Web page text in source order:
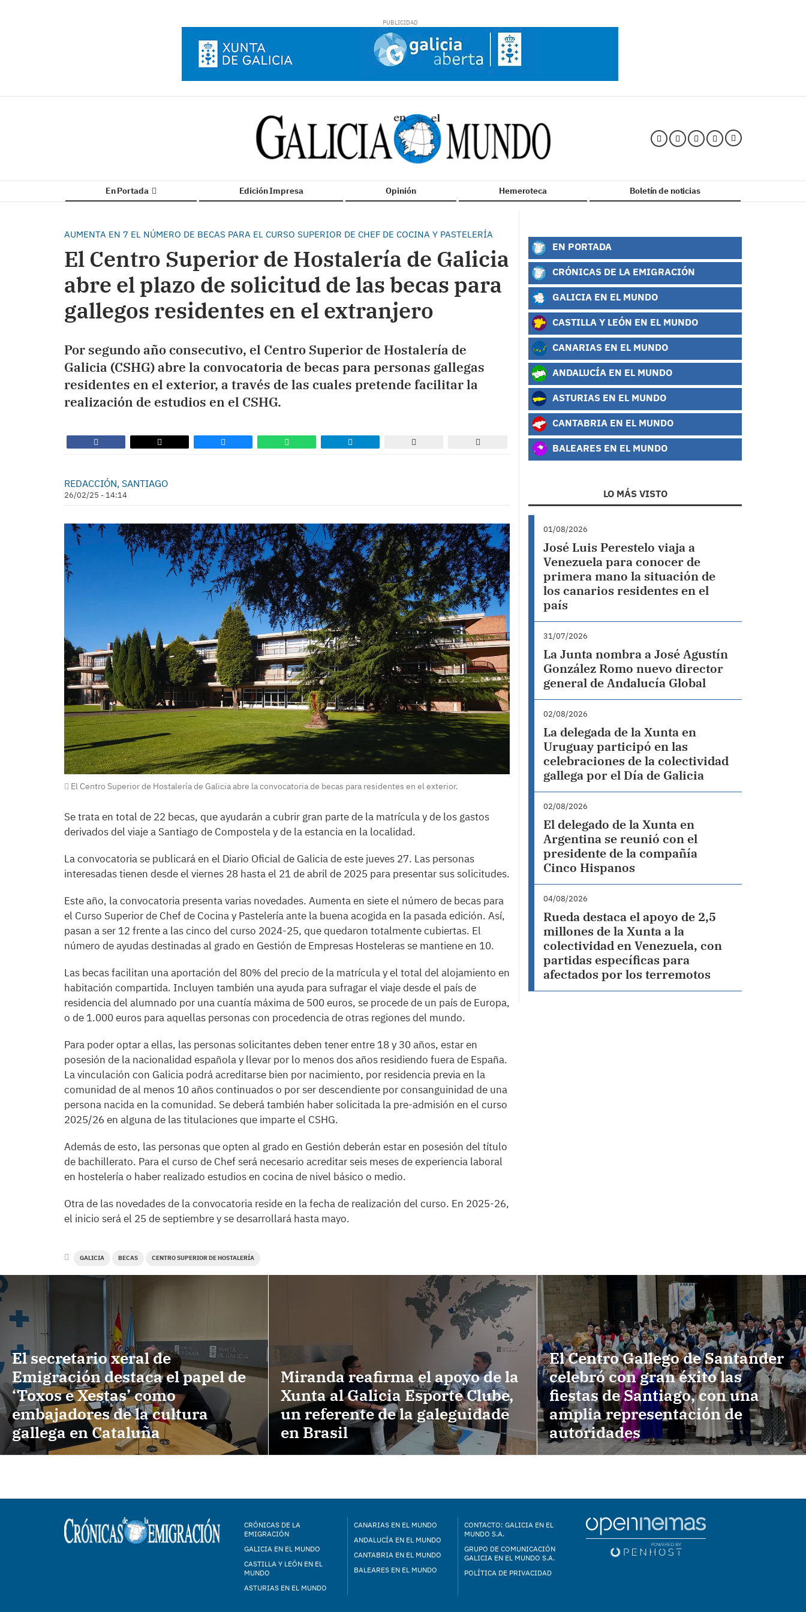
En Portada Edición Impresa Opinión Hemeroteca Boletín de noticias
AUMENTA EN 7 EL NÚMERO DE BECAS PARA EL CURSO SUPERIOR DE CHEF DE COCINA Y PASTELERÍA
El Centro Superior de Hostalería de Galicia
abre el plazo de solicitud de las becas para
gallegos residentes en el extranjero
Por segundo año consecutivo, el Centro Superior de Hostalería de
Galicia (CSHG) abre la convocatoria de becas para personas gallegas
residentes en el exterior, a través de las cuales pretende facilitar la
realización de estudios en el CSHG.
REDACCIÓN, SANTIAGO
26/02/25 - 14:14
El Centro Superior de Hostalería de Galicia abre la convocatoria de becas para residentes en el exterior.
Se trata en total de 22 becas, que ayudarán a cubrir gran parte de la matrícula y de los gastos
derivados del viaje a Santiago de Compostela y de la estancia en la localidad.
La convocatoria se publicará en el Diario Oficial de Galicia de este jueves 27. Las personas
interesadas tienen desde el viernes 28 hasta el 21 de abril de 2025 para presentar sus solicitudes.
Este año, la convocatoria presenta varias novedades. Aumenta en siete el número de becas para
el Curso Superior de Chef de Cocina y Pastelería ante la buena acogida en la pasada edición. Así,
pasan a ser 12 frente a las cinco del curso 2024-25, que quedaron totalmente cubiertas. El
número de ayudas destinadas al grado en Gestión de Empresas Hosteleras se mantiene en 10.
Las becas facilitan una aportación del 80% del precio de la matrícula y el total del alojamiento en
habitación compartida. Incluyen también una ayuda para sufragar el viaje desde el país de
residencia del alumnado por una cuantía máxima de 500 euros, se procede de un país de Europa,
o de 1.000 euros para aquellas personas con procedencia de otras regiones del mundo.
Para poder optar a ellas, las personas solicitantes deben tener entre 18 y 30 años, estar en
posesión de la nacionalidad española y llevar por lo menos dos años residiendo fuera de España.
La vinculación con Galicia podrá acreditarse bien por nacimiento, por residencia previa en la
comunidad de al menos 10 años continuados o por ser descendiente por consanguinidad de una
persona nacida en la comunidad. Se deberá también haber solicitada la pre-admisión en el curso
2025/26 en alguna de las titulaciones que imparte el CSHG.
Además de esto, las personas que opten al grado en Gestión deberán estar en posesión del título
de bachillerato. Para el curso de Chef será necesario acreditar seis meses de experiencia laboral
en hostelería o haber realizado estudios en cocina de nivel básico o medio.
Otra de las novedades de la convocatoria reside en la fecha de realización del curso. En 2025-26,
el inicio será el 25 de septiembre y se desarrollará hasta mayo.
GALICIA BECAS CENTRO SUPERIOR DE HOSTALERÍA
EN PORTADA
CRÓNICAS DE LA EMIGRACIÓN
GALICIA EN EL MUNDO
CASTILLA Y LEÓN EN EL MUNDO
CANARIAS EN EL MUNDO
ANDALUCÍA EN EL MUNDO
ASTURIAS EN EL MUNDO
CANTABRIA EN EL MUNDO
BALEARES EN EL MUNDO
LO MÁS VISTO
01/08/2026
José Luis Perestelo viaja a
Venezuela para conocer de
primera mano la situación de
los canarios residentes en el
país
31/07/2026
La Junta nombra a José Agustín
González Romo nuevo director
general de Andalucía Global
02/08/2026
La delegada de la Xunta en
Uruguay participó en las
celebraciones de la colectividad
gallega por el Día de Galicia
02/08/2026
El delegado de la Xunta en
Argentina se reunió con el
presidente de la compañía
Cinco Hispanos
04/08/2026
Rueda destaca el apoyo de 2,5
millones de la Xunta a la
colectividad en Venezuela, con
partidas específicas para
afectados por los terremotos
El secretario xeral de
Emigración destaca el papel de
‘Toxos e Xestas’ como
embajadores de la cultura
gallega en Cataluña
Miranda reafirma el apoyo de la
Xunta al Galicia Esporte Clube,
un referente de la galeguidade
en Brasil
El Centro Gallego de Santander
celebró con gran éxito las
fiestas de Santiago, con una
amplia representación de
autoridades
CRÓNICAS DE LA
EMIGRACIÓN
GALICIA EN EL MUNDO
CASTILLA Y LEÓN EN EL
MUNDO
ASTURIAS EN EL MUNDO
CANARIAS EN EL MUNDO
ANDALUCÍA EN EL MUNDO
CANTABRIA EN EL MUNDO
BALEARES EN EL MUNDO
CONTACTO: GALICIA EN EL
MUNDO S.A.
GRUPO DE COMUNICACIÓN
GALICIA EN EL MUNDO S.A.
POLÍTICA DE PRIVACIDAD